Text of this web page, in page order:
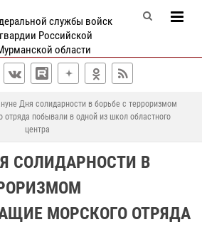
службы войск
Российской
области
Дня солидарности в борьбе с терроризмом
побывали в одной из школ областного
центра
СОЛИДАРНОСТИ В
МОРСКОГО ОТРЯДА